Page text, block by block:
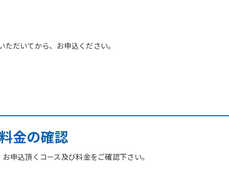
だいてから、お申込ください。
金の確認
申込頂くコース及び料金をご確認下さい。